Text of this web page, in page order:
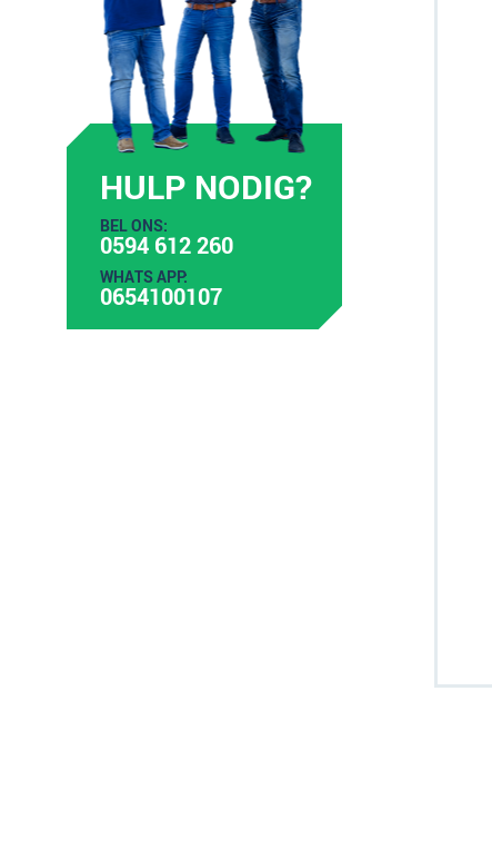
HULP NODIG?
BEL ONS:
0594 612 260
WHATS APP:
0654100107